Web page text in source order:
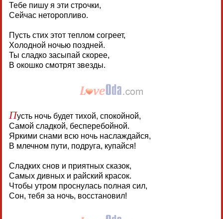
Тебе пишу я эти строчки,
Сейчас неторопливо.
Пусть стих этот теплом согреет,
Холодной ночью поздней.
Ты сладко засыпай скорее,
В окошко смотрят звезды.
Пусть ночь будет тихой, спокойной,
Самой сладкой, бесперебойной.
Яркими снами всю ночь наслаждайся,
В млечном пути, подруга, купайся!
Сладких снов и приятных сказок,
Самых дивных и райский красок.
Чтобы утром проснулась полная сил,
Сон, тебя за ночь, восстановил!